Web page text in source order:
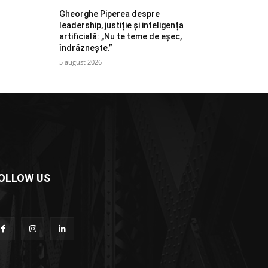
Gheorghe Piperea despre
leadership, justiție și inteligența
artificială: „Nu te teme de eșec,
îndrăznește.”
5 august 2026
US